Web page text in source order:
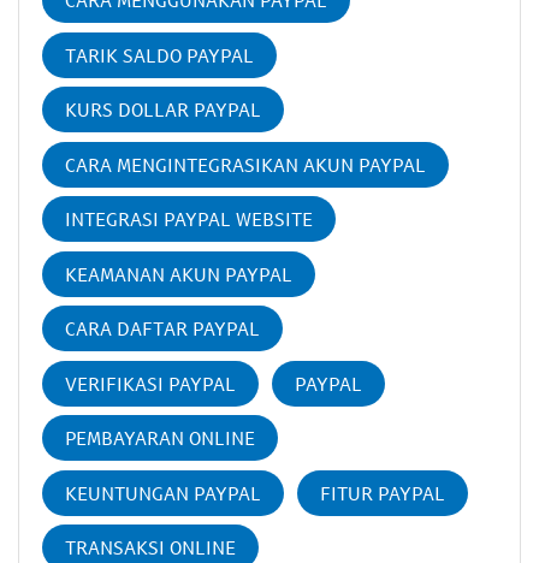
TARIK SALDO PAYPAL
KURS DOLLAR PAYPAL
CARA MENGINTEGRASIKAN AKUN PAYPAL
INTEGRASI PAYPAL WEBSITE
KEAMANAN AKUN PAYPAL
CARA DAFTAR PAYPAL
VERIFIKASI PAYPAL PAYPAL
PEMBAYARAN ONLINE
KEUNTUNGAN PAYPAL FITUR PAYPAL
TRANSAKSI ONLINE